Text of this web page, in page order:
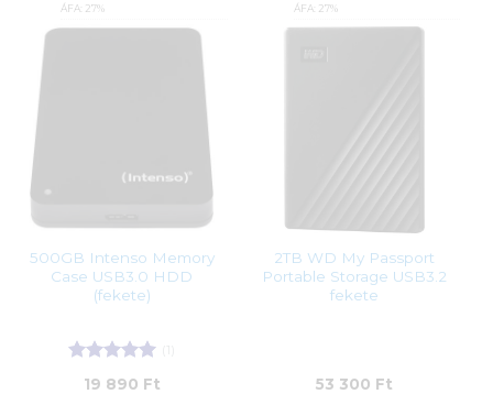
ÁFA: 27%
Azonosító:37903
ÁFA: 27%
Azonosító:19093
500GB Intenso Memory
Case USB3.0 HDD
(fekete)
Értékelés:5
/ 519 890 Ft
2TB WD My Passport
Portable Storage USB3.2
fekete
53 300 Ft